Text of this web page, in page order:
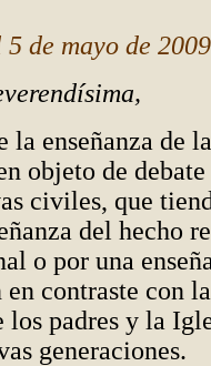
5 de mayo de 2009
la enseñanza de
objeto de
civiles, que
del hecho
o por una
contraste con
padres y la
generaciones.